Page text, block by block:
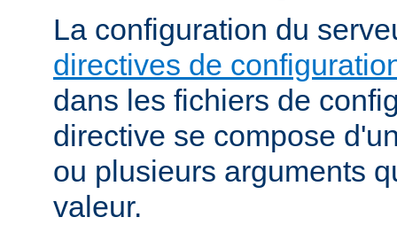
La configuration du
directives de
dans les fichiers de
directive se compose
ou plusieurs arguments
valeur.